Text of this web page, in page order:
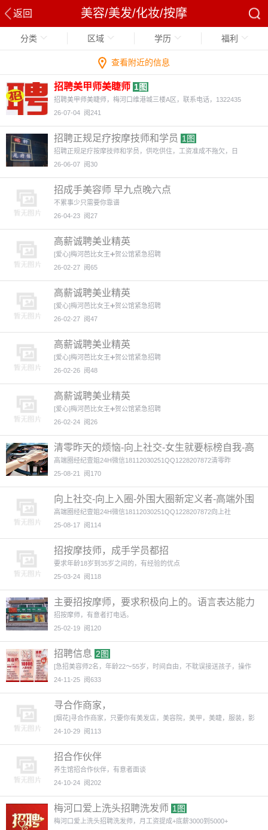
返回 美容/美发/化妆/按摩
分类 区域 学历 福利
查看附近的信息
招聘美甲师美睫师 1图
招聘美甲师美睫师，梅河口维港城三楼A区，联系电话，1322435
26-07-04 阅241
招聘正规足疗按摩技师和学员 1图
招聘正规足疗按摩技师和学员，供吃供住，工资准成不拖欠，日
26-06-07 阅30
招成手美容师 早九点晚六点
不累事少只需要你靠谱
26-04-23 阅27
高薪诚聘美业精英
[爱心]梅河芭比女王➕贺公馆紧急招聘
26-02-27 阅65
高薪诚聘美业精英
[爱心]梅河芭比女王➕贺公馆紧急招聘
26-02-27 阅47
高薪诚聘美业精英
[爱心]梅河芭比女王➕贺公馆紧急招聘
26-02-26 阅48
高薪诚聘美业精英
[爱心]梅河芭比女王➕贺公馆紧急招聘
26-02-24 阅26
清零昨天的烦恼-向上社交-女生就要标榜自我-高
端外围招聘-W1图
高端圈经纪壹姐24H微信18112030251QQ1228207872清零昨
25-08-21
阅170
向上社交-向上入圈-外围大圈新定义者-高端外围
招聘-WW直聘
高端圈经纪壹姐24H微信18112030251QQ1228207872向上社
25-08-17 阅114
招按摩技师，成手学员都招
要求年龄18岁到35岁之间的，有经验的优点
25-03-24 阅118
主要招按摩师，要求积极向上的。语言表达能力
强的1图
招按摩师，有意者打电话。
25-02-19 阅120
招聘信息 2图
[急招美容师2名，年龄22～55岁，时间自由，不耽误接送孩子，操作
24-11-25 阅633
寻合作商家，
[烟花]寻合作商家，只要你有美发店，美容院，美甲，美睫，服装，影
24-10-29 阅113
招合作伙伴
养生馆招合作伙伴，有意者面谈
24-10-24 阅202
梅河口爱上洗头招聘洗发师 1图
梅河口爱上洗头招聘洗发师，月工资提成+底薪3000到5000+